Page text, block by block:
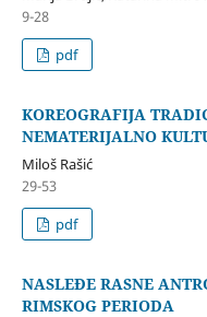
9-28
pdf
KOREOGRAFIJA
NEMATERIJALNO
Miloš Rašić
29-53
pdf
NASLEĐE RASNE
RIMSKOG PERIODA